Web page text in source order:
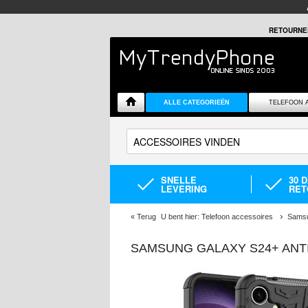
ALLE CATEGORIEËN TELEFOON
SNELLE
LEVERING
30
« Terug U bent hier: Telefoon accessoires
SAMSUNG GALAXY S24+